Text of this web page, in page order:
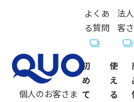
個人のお客さま
初
め
て
使
え
る
よくあ
る質問
法
客